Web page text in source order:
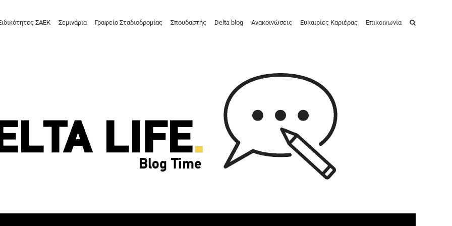
ΣΑΕΚ Σεμινάρια Γραφείο Σταδιοδρομίας Σπουδαστής Delta blog Ανακοινώσεις Ευκαιρίες Καριέρας Επικοινωνία